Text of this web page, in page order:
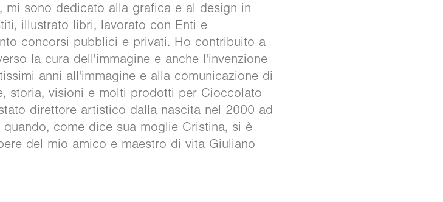
mi sono dedicato alla grafica e al design in
illustrato libri, lavorato con Enti e
concorsi pubblici e privati. Ho contribuito a
la cura dell'immagine e anche l'invenzione
anni all'immagine e alla comunicazione di
storia, visioni e molti prodotti per Cioccolato
direttore artistico dalla nascita nel 2000 ad
come dice sua moglie Cristina, si è
del mio amico e maestro di vita Giuliano